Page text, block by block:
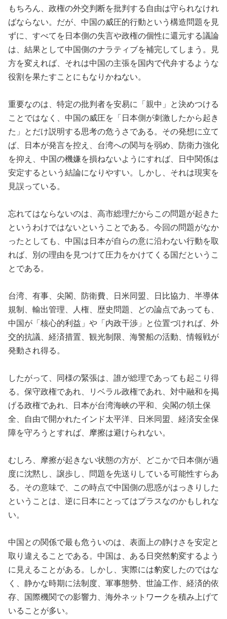
もちろん、政権の外交判断を批判する自由は守られなけれ
ばならない。だが、中国の威圧的行動という構造問題を見
ずに、すべてを日本側の失言や政権の個性に還元する議論
は、結果として中国側のナラティブを補完してしまう。見
方を変えれば、それは中国の主張を国内で代弁するような
役割を果たすことにもなりかねない。
重要なのは、特定の批判者を安易に「親中」と決めつける
ことではなく、中国の威圧を「日本側が刺激したから起き
た」とだけ説明する思考の危うさである。その発想に立て
ば、日本が発言を控え、台湾への関与を弱め、防衛力強化
を抑え、中国の機嫌を損ねないようにすれば、日中関係は
安定するという結論になりやすい。しかし、それは現実を
見誤っている。
忘れてはならないのは、高市総理だからこの問題が起きた
というわけではないということである。今回の問題がなか
ったとしても、中国は日本が自らの意に沿わない行動を取
れば、別の理由を見つけて圧力をかけてくる国だというこ
とである。
台湾、有事、尖閣、防衛費、日米同盟、日比協力、半導体
規制、輸出管理、人権、歴史問題、どの論点であっても、
中国が「核心的利益」や「内政干渉」と位置づければ、外
交的抗議、経済措置、観光制限、海警船の活動、情報戦が
発動され得る。
したがって、同様の緊張は、誰が総理であっても起こり得
る。保守政権であれ、リベラル政権であれ、対中融和を掲
げる政権であれ、日本が台湾海峡の平和、尖閣の領土保
全、自由で開かれたインド太平洋、日米同盟、経済安全保
障を守ろうとすれば、摩擦は避けられない。
むしろ、摩擦が起きない状態の方が、どこかで日本側が過
度に沈黙し、譲歩し、問題を先送りしている可能性すらあ
る。その意味で、この時点で中国側の思惑がはっきりした
ということは、逆に日本にとってはプラスなのかもしれな
い。
中国との関係で最も危ういのは、表面上の静けさを安定と
取り違えることである。中国は、ある日突然豹変するよう
に見えることがある。しかし、実際には豹変したのではな
く、静かな時期に法制度、軍事態勢、世論工作、経済的依
存、国際機関での影響力、海外ネットワークを積み上げて
いることが多い。